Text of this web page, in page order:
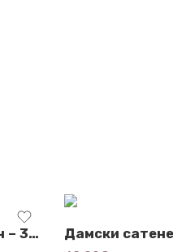
Красив плажен панталон – 3480